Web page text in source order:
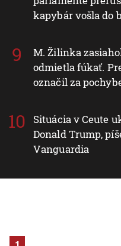
kapybár vošla do
M. Žilinka
odmietla fúkať.
označil za
Situácia v Ceute
Donald Trump,
Vanguardia
1